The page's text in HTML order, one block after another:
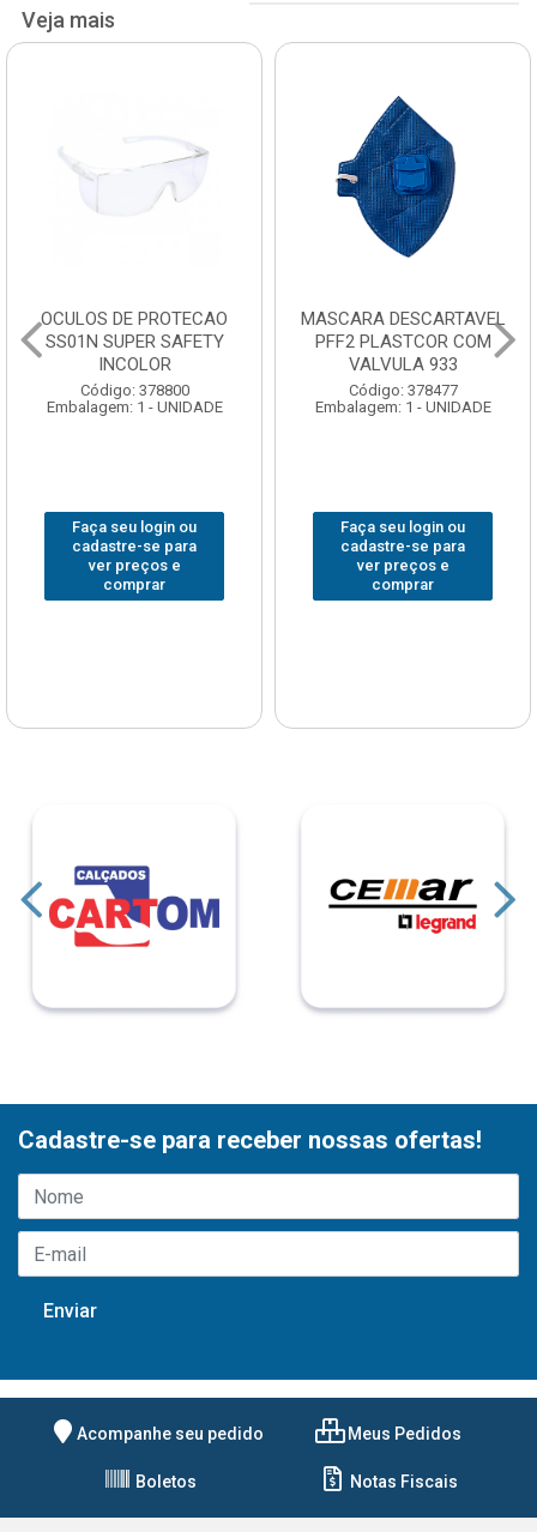
Veja mais
OCULOS DE PROTECAO
SS01N SUPER SAFETY
INCOLOR
Código: 378800
Embalagem: 1 - UNIDADE
Faça seu login ou
cadastre-se para
ver preços e
comprar
MASCARA DESCARTAVEL
PFF2 PLASTCOR COM
VALVULA 933
Código: 378477
Embalagem: 1 - UNIDADE
Faça seu login ou
cadastre-se para
ver preços e
comprar
Cadastre-se para receber nossas ofertas!
Acompanhe seu pedido Meus Pedidos
Boletos Notas Fiscais